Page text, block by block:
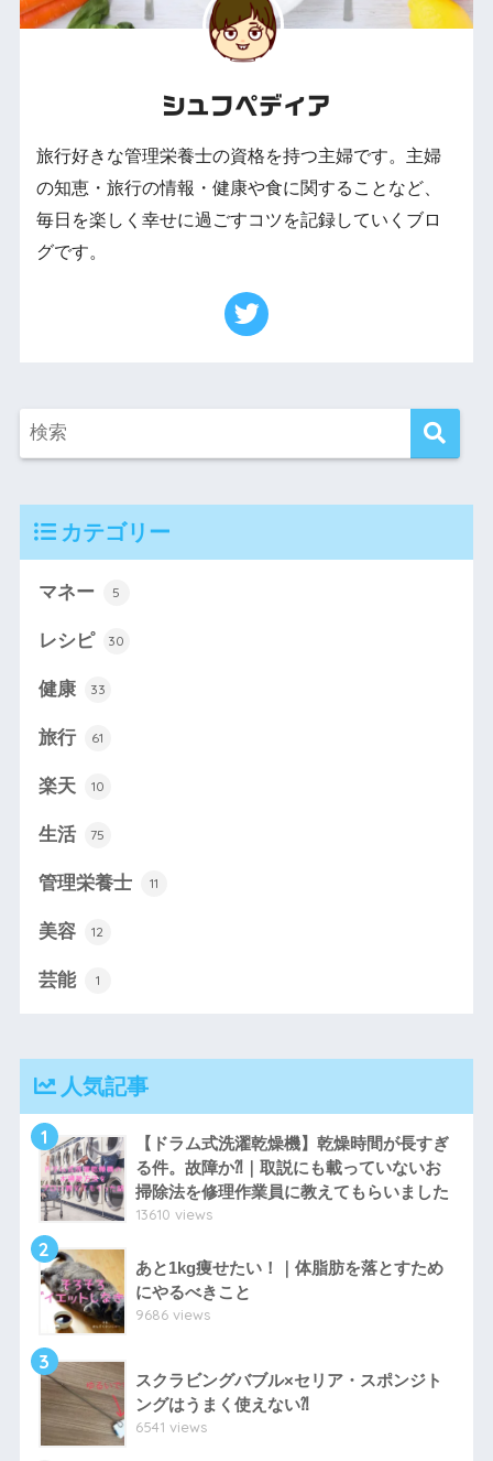
シュフペディア
旅行好きな管理栄養士の資格を持つ主婦です。主婦
の知恵・旅行の情報・健康や食に関することなど、
毎日を楽しく幸せに過ごすコツを記録していくブロ
グです。
カテゴリー
マネー 5
レシピ 30
健康 33
旅行 61
楽天 10
生活 75
管理栄養士 11
美容 12
芸能 1
人気記事
1
【ドラム式洗濯乾燥機】乾燥時間が長すぎ
る件。故障か⁈｜取説にも載っていないお
掃除法を修理作業員に教えてもらいました
13610 views
2
あと1kg痩せたい！｜体脂肪を落とすため
にやるべきこと
9686 views
3
スクラビングバブル×セリア・スポンジト
ングはうまく使えない⁈
6541 views